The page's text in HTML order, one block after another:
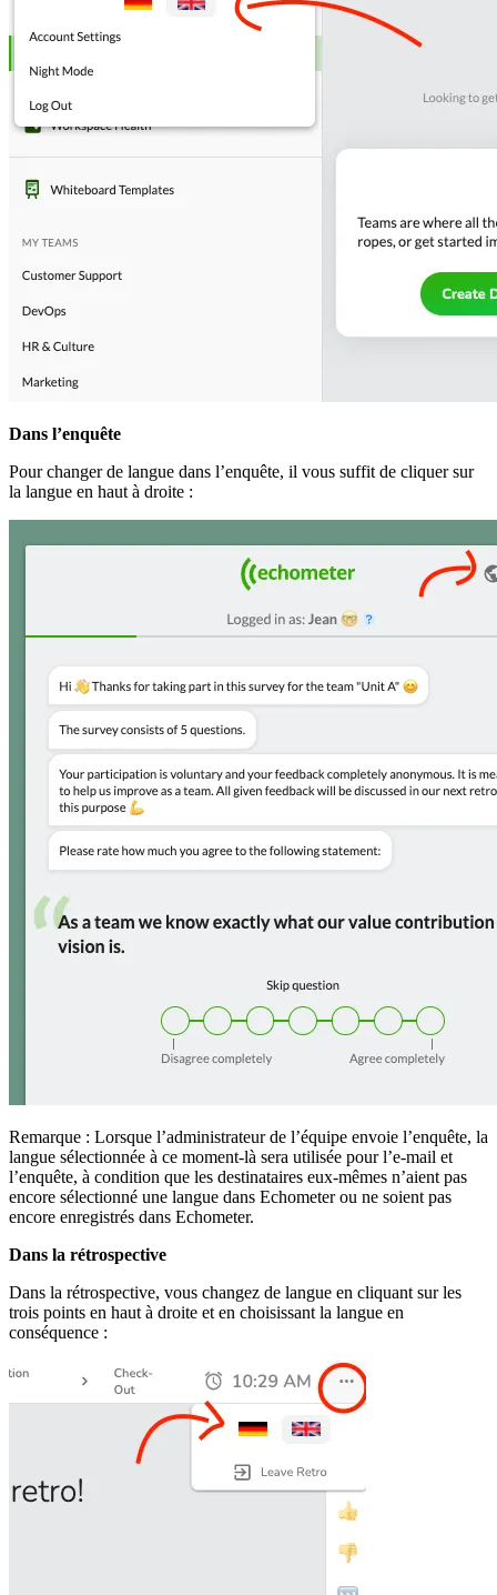
Dans l’enquête
Pour changer de langue dans l’enquête, il vous suffit de cliquer sur
la langue en haut à droite :
Remarque : Lorsque l’administrateur de l’équipe envoie l’enquête, la
langue sélectionnée à ce moment-là sera utilisée pour l’e-mail et
l’enquête, à condition que les destinataires eux-mêmes n’aient pas
encore sélectionné une langue dans Echometer ou ne soient pas
encore enregistrés dans Echometer.
Dans la rétrospective
Dans la rétrospective, vous changez de langue en cliquant sur les
trois points en haut à droite et en choisissant la langue en
conséquence :